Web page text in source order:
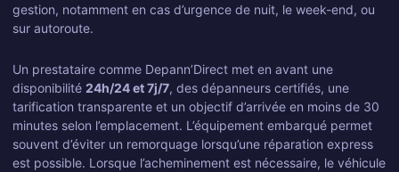
gestion, notamment en cas d’urgence de nuit, le week-end, ou
sur autoroute.
Un prestataire comme Depann’Direct met en avant une
disponibilité 24h/24 et 7j/7, des dépanneurs certifiés, une
tarification transparente et un objectif d’arrivée en moins de 30
minutes selon l’emplacement. L’équipement embarqué permet
souvent d’éviter un remorquage lorsqu’une réparation express
est possible. Lorsque l’acheminement est nécessaire, le véhicule